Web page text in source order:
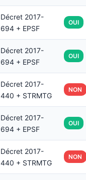
Décret 2017-
694 + EPSF
OUI
Décret 2017-
694 + EPSF
OUI
Décret 2017-
440 + STRMTG
NON
Décret 2017-
694 + EPSF
OUI
Décret 2017-
440 + STRMTG
NON